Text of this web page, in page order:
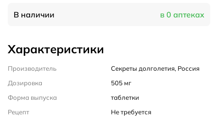
В наличии в 0 аптеках
Характеристики
Производитель
Секреты долголетия, Россия
Дозировка
505 мг
Форма выпуска
таблетки
Рецепт
Не требуется